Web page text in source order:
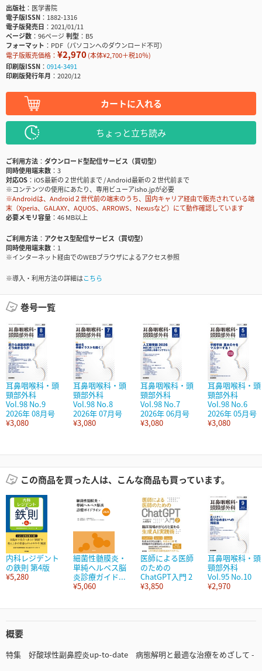
出版社
医学書院
電子版ISSN
1882-1316
電子版発売日
2021/01/11
ページ数
96ページ判型
B5
フォーマット
PDF（パソコンへのダウンロード不可）
電子版販売価格： ¥2,970(本体¥2,700＋税10％)
印刷版ISSN
0914-3491
印刷版発行年月
2020/12
カートに入れる
ちょっと立ち読み
ご利用方法
ダウンロード型配信サービス（買切型）
同時使用端末数
3
対応OS
iOS最新の２世代前まで / Android最新の２世代前まで
※コンテンツの使用にあたり、専用ビューアisho.jpが必要
※Androidは、Android２世代前の端末のうち、国内キャリア経由で販売されている端
末（Xperia、GALAXY、AQUOS、ARROWS、Nexusなど）にて動作確認しています
必要メモリ容量
46 MB以上
ご利用方法
アクセス型配信サービス（買切型）
同時使用端末数
1
※インターネット経由でのWEBブラウザによるアクセス参照
※導入・利用方法の詳細はこちら
巻号一覧
耳鼻咽喉科・頭
頸部外科
Vol.98 No.9
2026年 08月号
¥3,080
耳鼻咽喉科・頭
頸部外科
Vol.98 No.8
2026年 07月号
¥3,080
耳鼻咽喉科・頭
頸部外科
Vol.98 No.7
2026年 06月号
¥3,080
耳鼻咽喉科・頭
頸部外科
Vol.98 No.6
2026年 05月号
¥3,080
この商品を買った人は、こんな商品も買っています。
内科レジデント
の鉄則 第4版
¥5,280
細菌性髄膜炎・
単純ヘルペス脳
炎診療ガイド...
¥5,060
医師による医師
のための
ChatGPT入門 2
¥3,850
耳鼻咽喉科・頭
頸部外科
Vol.95 No.10
¥2,970
概要
特集 好酸球性副鼻腔炎up-to-date 病態解明と最適な治療をめざして -